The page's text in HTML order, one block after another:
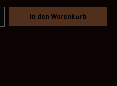
In den Warenkorb